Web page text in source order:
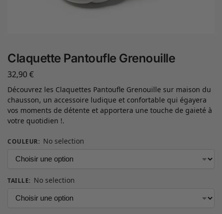
Claquette Pantoufle Grenouille
32,90€
Découvrez les Claquettes Pantoufle Grenouille sur maison du
chausson, un accessoire ludique et confortable qui égayera
vos moments de détente et apportera une touche de gaieté à
votre quotidien !.
COULEUR: No selection
TAILLE: No selection